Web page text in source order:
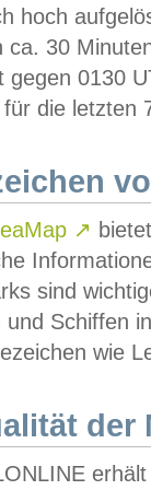
hoch
ca. 30
gegen 0130
die letzten
↗
sind
und Schiffen
wie
der